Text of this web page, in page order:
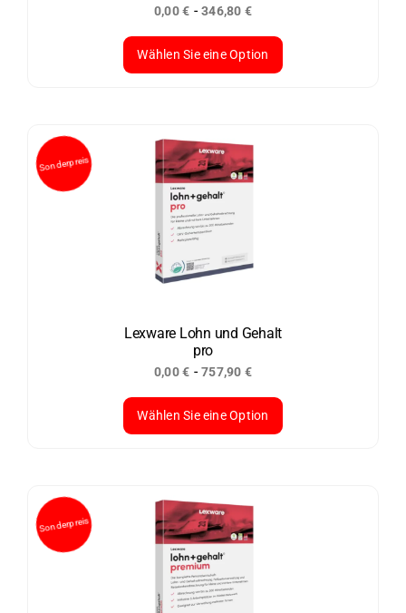
0,00€ -346,80 €
Wählen Sie eine Option
mehrere
Varianten
Optionen
können
der
Produktseite
gewählt
werden
Lexware Lohn und Gehalt
pro
0,00€ -757,90 €
Wählen Sie eine Option
mehrere
Varianten